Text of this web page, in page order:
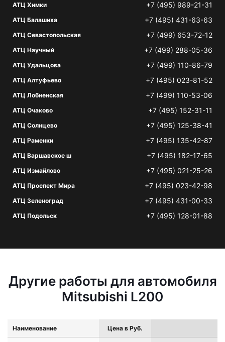
АТЦ Химки +7 (495) 989-21-31
АТЦ Балашиха +7 (495) 431-63-63
АТЦ Севастопольская +7 (499) 653-72-12
АТЦ Научный +7 (499) 288-05-36
АТЦ Удальцова +7 (499) 110-86-79
АТЦ Алтуфьево +7 (495) 023-81-52
АТЦ Лобненская +7 (499) 110-53-06
АТЦ Очаково +7 (495) 152-31-11
АТЦ Солнцево +7 (495) 125-38-41
АТЦ Раменки +7 (495) 135-42-87
АТЦ Варшавское ш +7 (495) 182-17-65
АТЦ Измайлово +7 (495) 021-25-26
АТЦ Проспект Мира +7 (495) 023-42-98
АТЦ Зеленоград +7 (495) 431-00-33
АТЦ Подольск +7 (495) 128-01-88
Другие работы для автомобиля
Mitsubishi L200
Наименование Цена в Руб.